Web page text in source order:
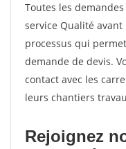
Toutes les
service Qualité
processus qui
demande de devis.
contact avec les
leurs chantiers
Rejoignez